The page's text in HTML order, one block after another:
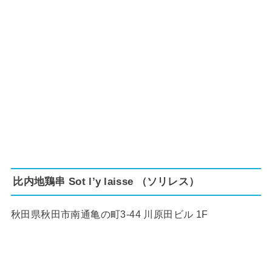
比内地鶏串 Sot l’y laisse （ソリレス）
秋田県秋田市南通亀の町3-44 川原田ビル 1F